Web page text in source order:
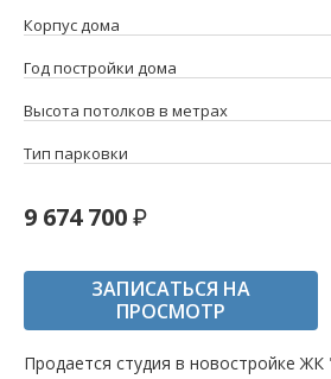
Корпус дома
Год постройки дома
Высота потолков в метрах
Тип парковки
9 674 700
ЗАПИСАТЬСЯ НА
ПРОСМОТР
Продается студия в новостройке